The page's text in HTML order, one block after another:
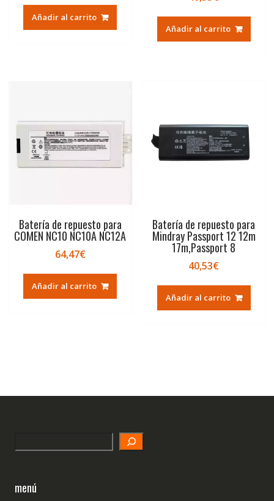
Añadir al carrito
Añadir al carrito
Batería de repuesto para
COMEN NC10 NC10A NC12A
64,47€
Añadir al carrito
Batería de repuesto para
Mindray Passport 12 12m
17m,Passport 8
40,53€
Añadir al carrito
menú